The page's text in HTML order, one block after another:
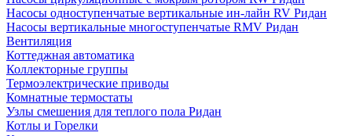
Насосы одноступенчатые вертикальные ин-лайн RV Ридан
Насосы вертикальные многоступенчатые RMV Ридан
Вентиляция
Коттеджная автоматика
Коллекторные группы
Термоэлектрические приводы
Комнатные термостаты
Узлы смешения для теплого пола Ридан
Котлы и Горелки